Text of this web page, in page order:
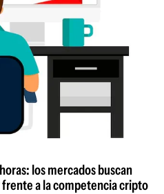
los mercados buscan
a la competencia cripto